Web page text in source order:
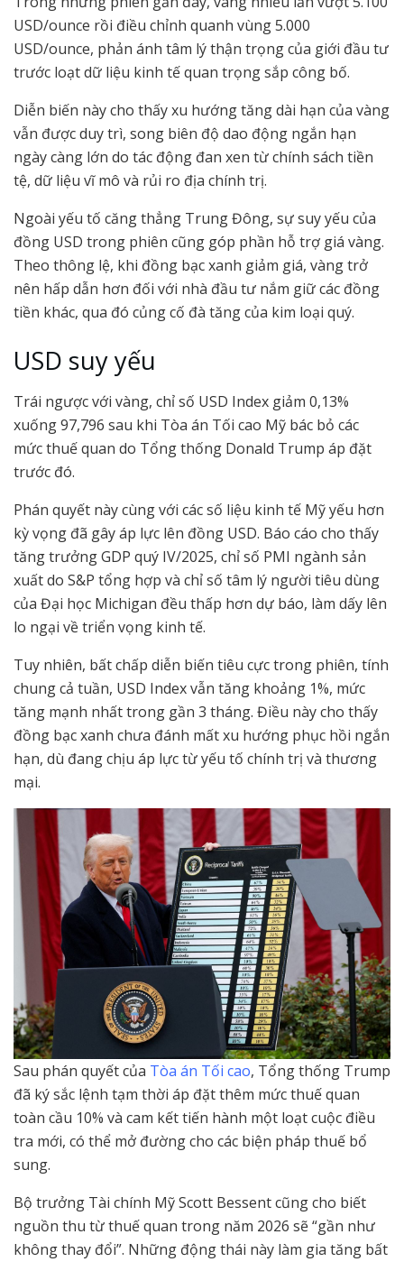
USD/ounce rồi điều chỉnh quanh vùng 5.000
USD/ounce, phản ánh tâm lý thận trọng của giới đầu tư
trước loạt dữ liệu kinh tế quan trọng sắp công bố.
Diễn biến này cho thấy xu hướng tăng dài hạn của vàng
vẫn được duy trì, song biên độ dao động ngắn hạn
ngày càng lớn do tác động đan xen từ chính sách tiền
tệ, dữ liệu vĩ mô và rủi ro địa chính trị.
Ngoài yếu tố căng thẳng Trung Đông, sự suy yếu của
đồng USD trong phiên cũng góp phần hỗ trợ giá vàng.
Theo thông lệ, khi đồng bạc xanh giảm giá, vàng trở
nên hấp dẫn hơn đối với nhà đầu tư nắm giữ các đồng
tiền khác, qua đó củng cố đà tăng của kim loại quý.
USD suy yếu
Trái ngược với vàng, chỉ số USD Index giảm 0,13%
xuống 97,796 sau khi Tòa án Tối cao Mỹ bác bỏ các
mức thuế quan do Tổng thống Donald Trump áp đặt
trước đó.
Phán quyết này cùng với các số liệu kinh tế Mỹ yếu hơn
kỳ vọng đã gây áp lực lên đồng USD. Báo cáo cho thấy
tăng trưởng GDP quý IV/2025, chỉ số PMI ngành sản
xuất do S&P tổng hợp và chỉ số tâm lý người tiêu dùng
của Đại học Michigan đều thấp hơn dự báo, làm dấy lên
lo ngại về triển vọng kinh tế.
Tuy nhiên, bất chấp diễn biến tiêu cực trong phiên, tính
chung cả tuần, USD Index vẫn tăng khoảng 1%, mức
tăng mạnh nhất trong gần 3 tháng. Điều này cho thấy
đồng bạc xanh chưa đánh mất xu hướng phục hồi ngắn
hạn, dù đang chịu áp lực từ yếu tố chính trị và thương
mại.
Sau phán quyết của Tòa án Tối cao, Tổng thống Trump
đã ký sắc lệnh tạm thời áp đặt thêm mức thuế quan
toàn cầu 10% và cam kết tiến hành một loạt cuộc điều
tra mới, có thể mở đường cho các biện pháp thuế bổ
sung.
Bộ trưởng Tài chính Mỹ Scott Bessent cũng cho biết
nguồn thu từ thuế quan trong năm 2026 sẽ “gần như
không thay đổi”. Những động thái này làm gia tăng bất